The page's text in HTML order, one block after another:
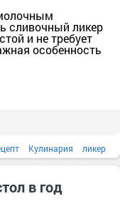
сливочный ликер
и не требует
особенность
Кулинария ликер
в год